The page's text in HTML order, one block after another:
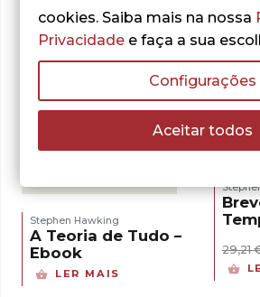
Stephen Hawking
A Teoria de Tudo –
Ebook
LER MAIS
- 30%
29,21
cookies. Saiba mais na nossa
Privacidade e faça a sua
Configurações
Aceitar todos